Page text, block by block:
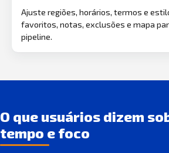
Ajuste regiões, horários, termos e
favoritos, notas, exclusões e mapa
pipeline.
O que usuários dizem
tempo e foco